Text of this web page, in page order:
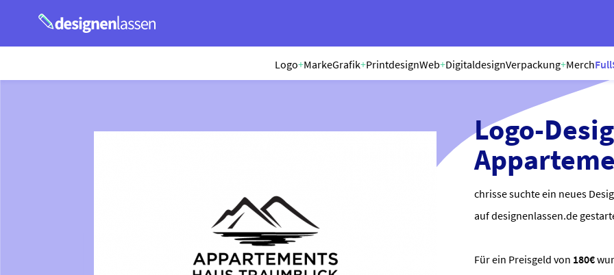
Logo+MarkeGrafik+PrintdesignWeb+DigitaldesignVerpackung+Merch
Logo-
chrisse suchte ein neues
auf designenlassen.de
Für ein Preisgeld von 180€